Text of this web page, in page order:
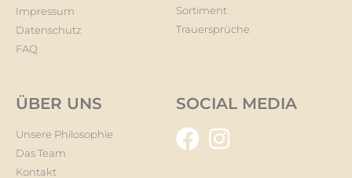
Impressum
Datenschutz
FAQ
Sortiment
Trauersprüche
ÜBER UNS
Unsere Philosophie
Das Team
Kontakt
SOCIAL MEDIA